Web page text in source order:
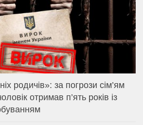
родичів»: за погрози сім’ям
отримав п’ять років із